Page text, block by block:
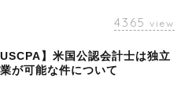
4365 view
USCPA】米国公認会計士は独立
が可能な件について